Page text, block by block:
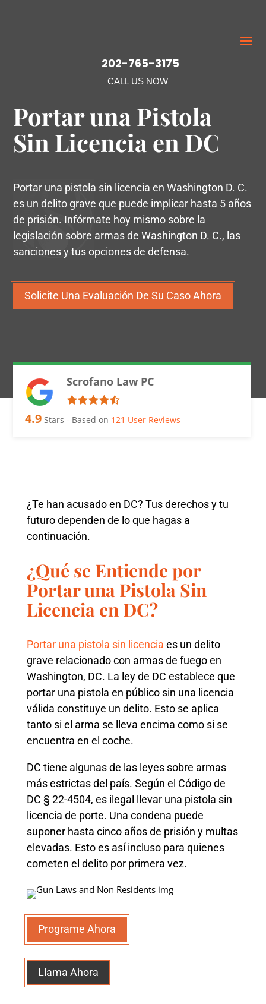
202-765-3175
CALL US NOW
Portar una Pistola
Sin Licencia en DC
Portar una pistola sin licencia en Washington D. C.
es un delito grave que puede implicar hasta 5 años
de prisión. Infórmate hoy mismo sobre la
legislación sobre armas de Washington D. C., las
sanciones y tus opciones de defensa.
Solicite Una Evaluación De Su Caso Ahora
Scrofano Law PC
4.9 Stars - Based on 121 User Reviews
¿Te han acusado en DC? Tus derechos y tu
futuro dependen de lo que hagas a
continuación.
¿Qué se Entiende por
Portar una Pistola Sin
Licencia en DC?
Portar una pistola sin licencia es un delito
grave relacionado con armas de fuego en
Washington, DC. La ley de DC establece que
portar una pistola en público sin una licencia
válida constituye un delito. Esto se aplica
tanto si el arma se lleva encima como si se
encuentra en el coche.
DC tiene algunas de las leyes sobre armas
más estrictas del país. Según el Código de
DC § 22-4504, es ilegal llevar una pistola sin
licencia de porte. Una condena puede
suponer hasta cinco años de prisión y multas
elevadas. Esto es así incluso para quienes
cometen el delito por primera vez.
Programe Ahora
Llama Ahora